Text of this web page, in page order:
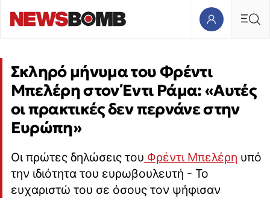
Σκληρό μήνυμα του Φρέντι
Μπελέρη στον Έντι Ράμα: «Αυτές
οι πρακτικές δεν περνάνε στην
Ευρώπη»
Οι πρώτες δηλώσεις του Φρέντι Μπελέρη υπό
την ιδιότητα του ευρωβουλευτή - Το
ευχαριστώ του σε όσους τον ψήφισαν